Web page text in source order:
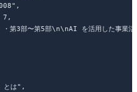
,
7 ,
第3部〜第5部\n\nAI を活用した事業活
は" ,